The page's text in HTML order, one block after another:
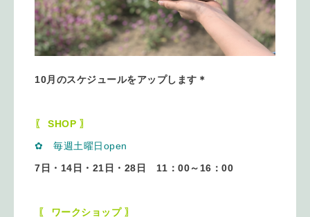
10月のスケジュールをアップします＊
〖 SHOP 〗
✿ 毎週土曜日open
7日・14日・21日・28日 11：00～16：00
〖 ワークショップ 〗